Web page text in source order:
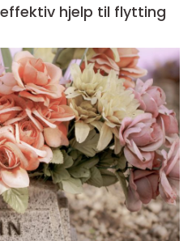
og effektiv hjelp til flytting